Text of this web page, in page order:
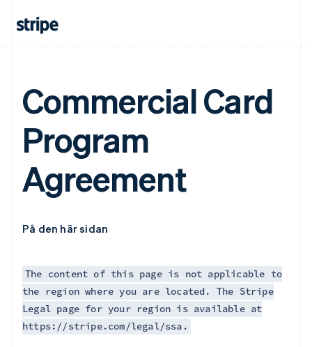
Commercial Card
Program
Agreement
På den här sidan
The content of this page is not applicable to
the region where you are located. The Stripe
Legal page for your region is available at
https://stripe.com/legal/ssa.
English
Indien
English
English
Italien
Japan
日本語English
Kroatien
English
Liechtenstein
DeutschEnglish
Litauen
English